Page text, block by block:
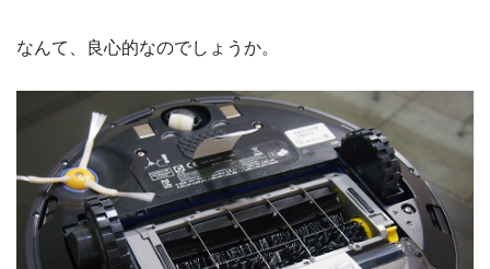
なんて、良心的なのでしょうか。